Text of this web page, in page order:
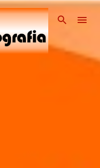
Pular para o conteúdo